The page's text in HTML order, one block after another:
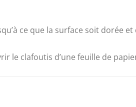
ce que la surface soit dorée
le clafoutis d’une feuille de